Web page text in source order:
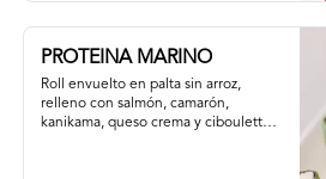
PROTEINA MARINO
Roll envuelto en palta sin arroz,
relleno con salmón, camarón,
kanikama, queso crema y ciboulette,